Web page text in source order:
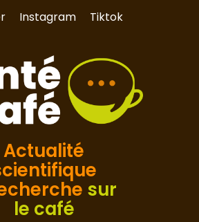
Instagram Tiktok
Actualité
sur
le café